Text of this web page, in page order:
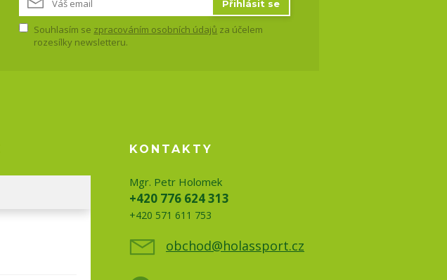
Přihlásit se
Souhlasím se zpracováním osobních údajů za účelem
rozesílky newsletteru.
KONTAKTY
Mgr. Petr Holomek
+420 776 624 313
+420 571 611 753
obchod@holassport.cz